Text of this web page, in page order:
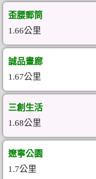
歪腰郵筒
1.66公里
誠品畫廊
1.67公里
三創生活
1.68公里
遼寧公園
1.7公里